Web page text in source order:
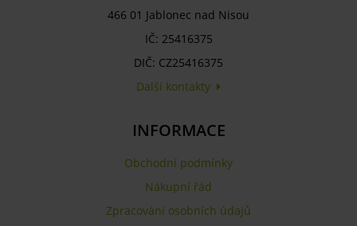
466 01 Jablonec nad Nisou
IČ: 25416375
DIČ: CZ25416375
Další kontakty
INFORMACE
Obchodní podmínky
Nákupní řád
Zpracování osobních údajů